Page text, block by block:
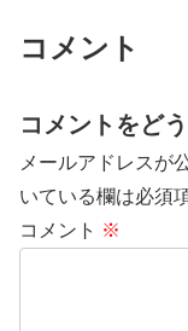
コメント
コメントをど
メールアドレスが
いている欄は必須
コメント ※